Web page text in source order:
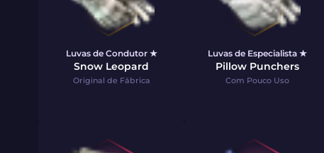
Luvas de Condutor ★
Snow Leopard
Original de Fábrica
Luvas de Especialista ★
Pillow Punchers
Com Pouco Uso